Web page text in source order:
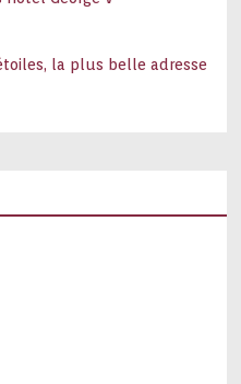
la plus belle adresse